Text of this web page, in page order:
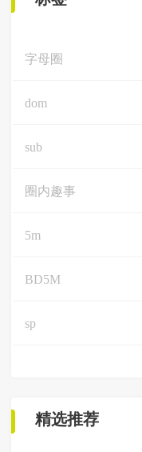
字母圈
dom
sub
圈内趣事
5m
BD5M
sp
精选推荐